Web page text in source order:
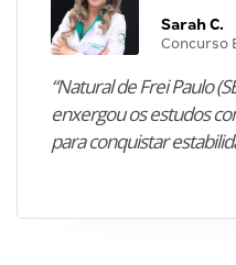
Sarah C.
Concurso
“Natural de Frei Paulo
enxergou os estudos
para conquistar